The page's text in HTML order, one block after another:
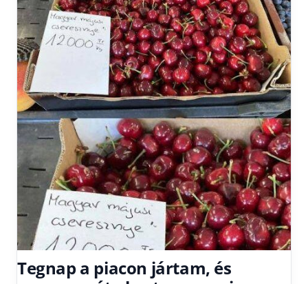
Tegnap a piacon jártam, és